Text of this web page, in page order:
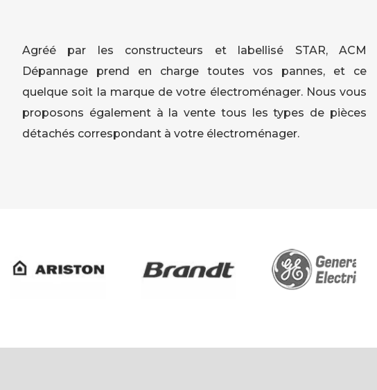
Agréé par les constructeurs et labellisé STAR, ACM
Dépannage prend en charge toutes vos pannes, et ce
quelque soit la marque de votre électroménager. Nous vous
proposons également à la vente tous les types de pièces
détachés correspondant à votre électroménager.